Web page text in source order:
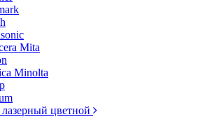
Mita
Minolta
цветной